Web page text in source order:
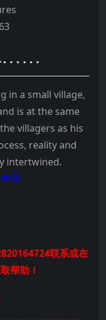
· · · · · ·
a small village,
is at the same
villagers as his
reality and
intertwined.
字
联系或在
帮助！